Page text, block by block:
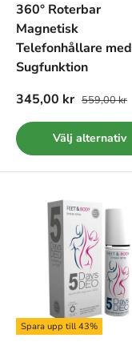
360° Roterbar
Magnetisk
Telefonhållare med
Sugfunktion
345,00 kr 559,00 kr
Välj alternativ
Spara upp till 43%